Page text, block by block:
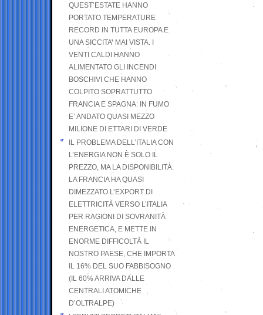
QUEST’ESTATE HANNO
PORTATO TEMPERATURE
RECORD IN TUTTA EUROPA E
UNA SICCITA’ MAI VISTA. I
VENTI CALDI HANNO
ALIMENTATO GLI INCENDI
BOSCHIVI CHE HANNO
COLPITO SOPRATTUTTO
FRANCIA E SPAGNA: IN FUMO
E’ ANDATO QUASI MEZZO
MILIONE DI ETTARI DI VERDE
IL PROBLEMA DELL’ITALIA CON
L’ENERGIA NON È SOLO IL
PREZZO, MA LA DISPONIBILITÀ.
LA FRANCIA HA QUASI
DIMEZZATO L’EXPORT DI
ELETTRICITÀ VERSO L’ITALIA
PER RAGIONI DI SOVRANITÀ
ENERGETICA, E METTE IN
ENORME DIFFICOLTÀ IL
NOSTRO PAESE, CHE IMPORTA
IL 16% DEL SUO FABBISOGNO
(IL 60% ARRIVA DALLE
CENTRALI ATOMICHE
D’OLTRALPE)